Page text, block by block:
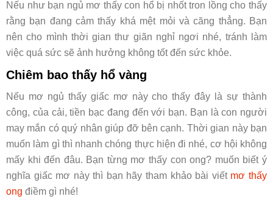
Nếu như bạn ngủ mơ thấy con hổ bị nhốt tron lồng cho thấy
rằng bạn đang cảm thấy khá mệt mỏi và căng thẳng. Bạn
nên cho mình thời gian thư giãn nghỉ ngơi nhé, tránh làm
việc quá sức sẽ ảnh hưởng không tốt đến sức khỏe.
Chiêm bao thấy hổ vàng
Nếu mơ ngủ thấy giấc mơ này cho thấy đây là sự thành
công, của cải, tiền bạc đang đến với bạn. Bạn là con người
may mắn có quý nhân giúp đỡ bên cạnh. Thời gian này bạn
muốn làm gì thì nhanh chóng thực hiện đi nhé, cơ hội không
mấy khi đến đâu. Bạn từng mơ thấy con ong? muốn biết ý
nghĩa giấc mơ này thì bạn hãy tham khảo bài viết mơ thấy
ong điềm gì nhé!